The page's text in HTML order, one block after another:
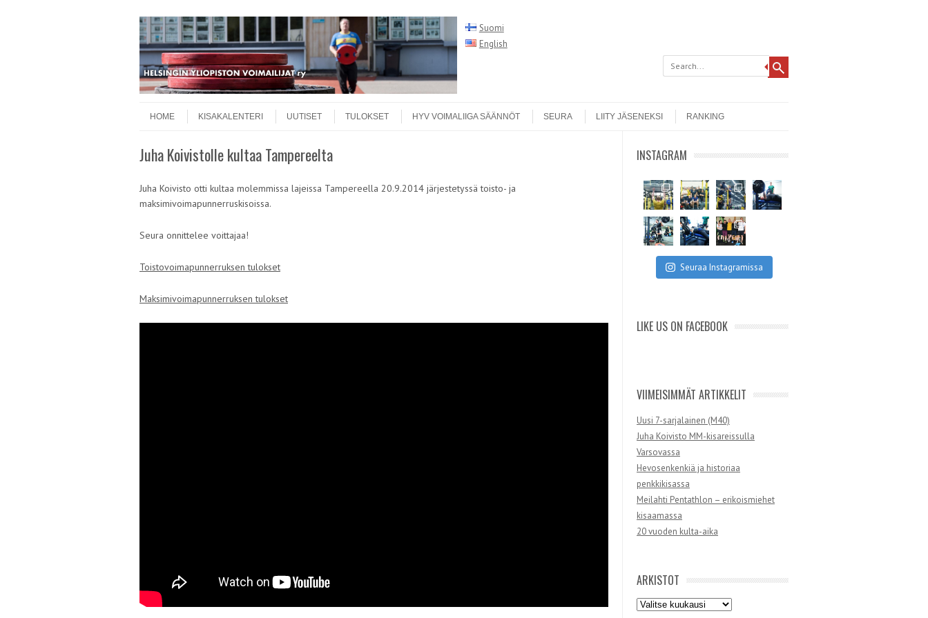
Suomi
English
Menu
HOME
KISAKALENTERI UUTISET TULOKSET HYV VOIMALIIGA SÄÄNNÖT SEURA LIITY JÄSENEKSI RANKING
Juha Koivistolle kultaa Tampereelta
Juha Koivisto otti kultaa molemmissa lajeissa Tampereella 20.9.2014 järjestetyssä toisto- ja
maksimivoimapunnerruskisoissa.
Seura onnittelee voittajaa!
Toistovoimapunnerruksen tulokset
Maksimivoimapunnerruksen tulokset
INSTAGRAM
Seuraa Instagramissa
LIKE US ON FACEBOOK
VIIMEISIMMÄT ARTIKKELIT
Uusi 7-sarjalainen (M40)
Juha Koivisto MM-kisareissulla
Varsovassa
Hevosenkenkiä ja historiaa
penkkikisassa
Meilahti Pentathlon – erikoismiehet
kisaamassa
20 vuoden kulta-aika
ARKISTOT
Arkistot